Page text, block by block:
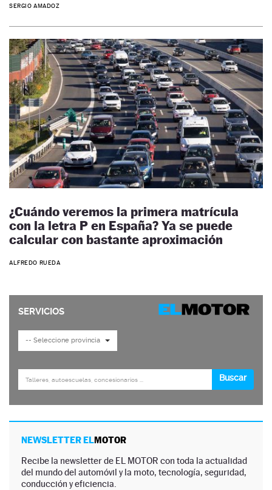
SERGIO AMADOZ
¿Cuándo veremos la primera matrícula
con la letra P en España? Ya se puede
calcular con bastante aproximación
ALFREDO RUEDA
NEWSLETTER ELMOTOR
Recibe la newsletter de EL MOTOR con toda la actualidad
del mundo del automóvil y la moto, tecnología, seguridad,
conducción y eficiencia.